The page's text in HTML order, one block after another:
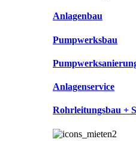
Anlagenbau
Pumpwerksbau
Anlagenservice
Rohrleitungsbau +